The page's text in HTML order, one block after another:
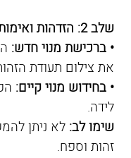
שלב 2: הזדהות ואימות
• ברכישת מנוי חדש:
את צילום תעודת
• בחידוש מנוי קיים:
לידה.
שימו לב: לא ניתן
זהות וספח.